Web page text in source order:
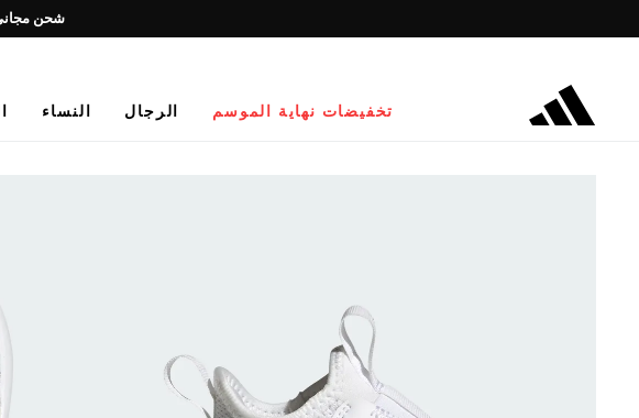
شحن مجاني
تخفيضات نهاية الموسم الرجال النساء